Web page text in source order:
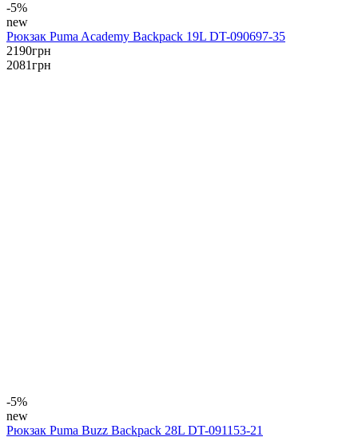
-5%
new
Рюкзак Puma Academy Backpack 19L DT-090697-35
2190грн
2081грн
-5%
new
Рюкзак Puma Buzz Backpack 28L DT-091153-21